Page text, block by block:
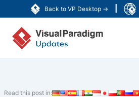
Back to VP Desktop →
至
Read this post in: